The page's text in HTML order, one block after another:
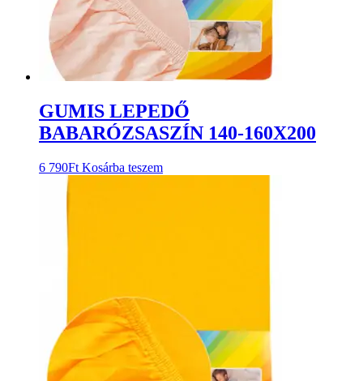
GUMIS LEPEDŐ
BABARÓZSASZÍN 140-160X200
6 790Ft Kosárba teszem